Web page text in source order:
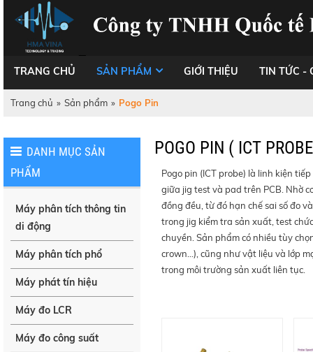
TRANG CHỦ SẢN PHẨM GIỚI THIỆU TIN TỨC -
Trang chủ » Sản phẩm » Pogo Pin
DANH MỤC SẢN
PHẨM
Máy phân tích thông tin
di động
Máy phân tích phổ
Máy phát tín hiệu
Máy đo LCR
Máy đo công suất
POGO PIN ( ICT
Pogo pin (ICT probe) là linh kiện
giữa jig test và pad trên PCB. Nhờ
đồng đều, từ đó hạn chế sai số đo
trong jig kiểm tra sản xuất, test
chuyền. Sản phẩm có nhiều tùy
crown…), cũng như vật liệu và lớp
trong môi trường sản xuất liên tục.